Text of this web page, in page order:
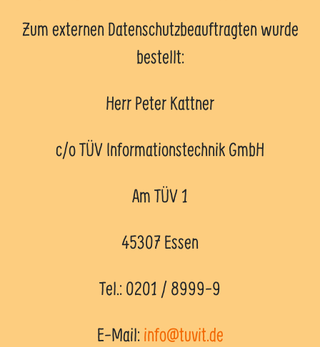
Zum externen Datenschutzbeauftragten wurde
bestellt:
Herr Peter Kattner
c/o TÜV Informationstechnik GmbH
Am TÜV 1
45307 Essen
Tel.: 0201 / 8999-9
E-Mail:info@tuvit.de